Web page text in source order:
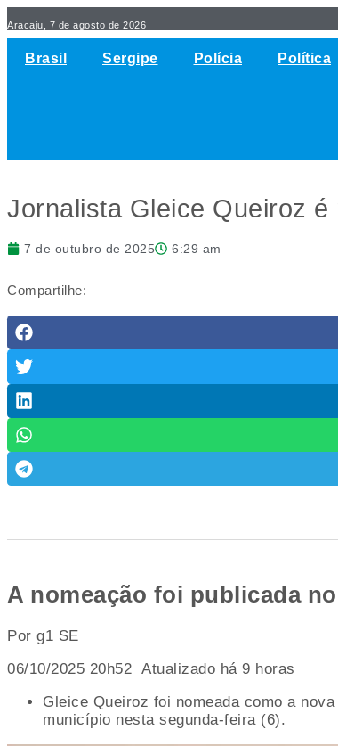
Aracaju, 7 de agosto de 2026
Brasil Sergipe Polícia Política
Jornalista Gleice Queiroz
7 de outubro de 2025 6:29 am
Compartilhe:
A nomeação foi publicada
Por g1 SE
06/10/2025 20h52 Atualizado há 9 horas
Gleice Queiroz foi nomeada como a
município nesta segunda-feira (6).